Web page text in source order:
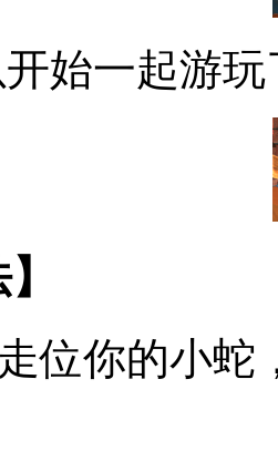
始一起游玩
位你的小